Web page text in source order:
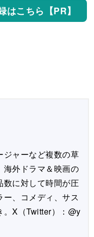
はこちら【PR】
ジャーなど複数の草
海外ドラマ＆映画の
数に対して時間が圧
、コメディ、サス
。X（Twitter）：@y